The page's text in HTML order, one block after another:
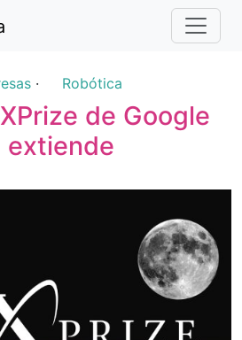
· Robótica
de Google
extiende